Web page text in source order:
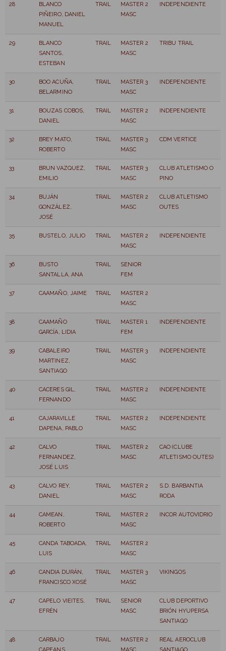
28
BLANCO
PIÑEIRO, DANIEL
MANUEL
TRAIL
MASTER 2
MASC
INDEPENDIENTE
29
BLANCO
SANTOS,
ESTEBAN
TRAIL
MASTER 2
MASC
TRIBU TRAIL
30
BOO ACUÑA,
BELARMINO
TRAIL
MASTER 3
MASC
INDEPENDIENTE
31
BOUZAS COBOS,
DANIEL
TRAIL
MASTER 2
MASC
INDEPENDIENTE
32
BREY MATO,
ROBERTO
TRAIL
MASTER 3
MASC
CDM VERTICE
33
BRUN VAZQUEZ,
EMILIO
TRAIL
MASTER 3
MASC
CLUB ATLETISMO O
PINO
34
BUJÁN
GONZÁLEZ,
JOSÉ
TRAIL
MASTER 2
MASC
CLUB ATLETISMO
OUTES
35 BUSTELO, JULIO TRAIL
MASTER 2
MASC
INDEPENDIENTE
36
BUSTO
SANTALLA, ANA
TRAIL
SENIOR
FEM
37 CAAMAÑO, JAIME TRAIL
MASTER 2
MASC
38
CAAMAÑO
GARCÍA, LIDIA
TRAIL
MASTER 1
FEM
INDEPENDIENTE
39
CABALEIRO
MARTINEZ,
SANTIAGO
TRAIL
MASTER 3
MASC
INDEPENDIENTE
40
CACERES GIL,
FERNANDO
TRAIL
MASTER 2
MASC
INDEPENDIENTE
41
CAJARAVILLE
DAPENA, PABLO
TRAIL
MASTER 2
MASC
INDEPENDIENTE
42
CALVO
FERNANDEZ,
JOSÉ LUIS
TRAIL
MASTER 2
MASC
CAO (CLUBE
ATLETISMO OUTES)
43
CALVO REY,
DANIEL
TRAIL
MASTER 2
MASC
S.D. BARBANTIA
RODA
44
CAMEAN,
ROBERTO
TRAIL
MASTER 2
MASC
INCOR AUTOVIDRIO
45
CANDA TABOADA,
LUIS
TRAIL
MASTER 2
MASC
46
CANDIA DURÁN,
FRANCISCO XOSÉ
TRAIL
MASTER 3
MASC
VIKINGOS
47
CAPELO VIEITES,
EFRÉN
TRAIL
SENIOR
MASC
CLUB DEPORTIVO
BRIÓN HYUPERSA
SANTIAGO
48
CARBAJO
CAPEANS,
TRAIL
MASTER 2
MASC
REAL AEROCLUB
SANTIAGO